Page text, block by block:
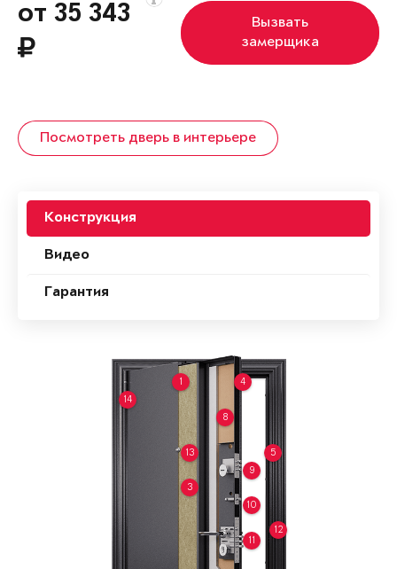
от 35 343
Вызвать
замерщика
Посмотреть дверь в интерьере
Конструкция
Видео
Гарантия
1
3
4
5
8
9
10
11
12
13
14